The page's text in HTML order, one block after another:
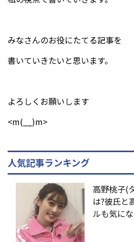
みなさんのお役にたてる記事を
書いていきたいと思います。
よろしくお願いします
<m(__)m>
人気記事ランキング
高野桃子(
は?彼氏と
ルも気に